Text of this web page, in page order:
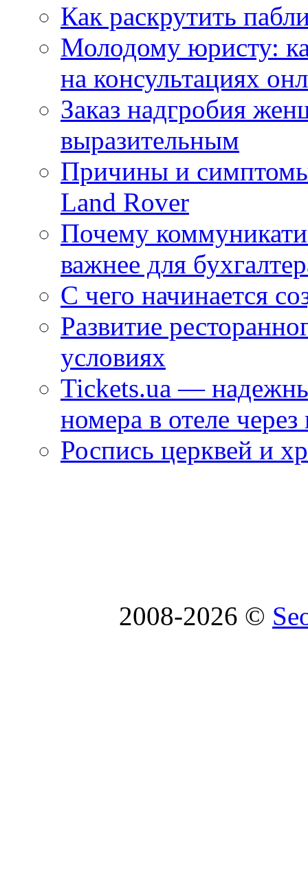
Как раскрутить
Молодому юристу:
на консультациях
Заказ надгробия
выразительным
Причины и
Land Rover
Почему
важнее для
С чего начинается
Развитие
условиях
Tickets.ua —
номера в отеле через
Роспись церквей и
2008-2026 ©